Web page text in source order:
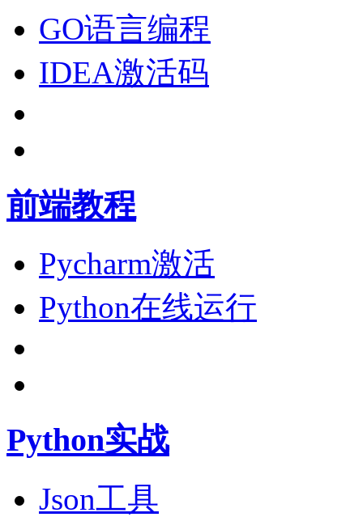
GO语言编程
IDEA激活码
前端教程
Pycharm激活
Python在线运行
Python实战
Json工具